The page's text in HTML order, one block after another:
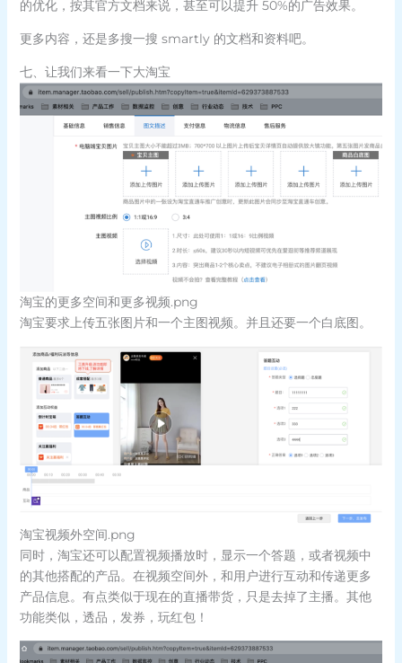
的优化，按其官方文档来说，甚至可以提升 50%的广告效果。
更多内容，还是多搜一搜 smartly 的文档和资料吧。
七、让我们来看一下大淘宝
淘宝的更多空间和更多视频.png
淘宝要求上传五张图片和一个主图视频。并且还要一个白底图。
淘宝视频外空间.png
同时，淘宝还可以配置视频播放时，显示一个答题，或者视频中
的其他搭配的产品。在视频空间外，和用户进行互动和传递更多
产品信息。有点类似于现在的直播带货，只是去掉了主播。其他
功能类似，透品，发券，玩红包！